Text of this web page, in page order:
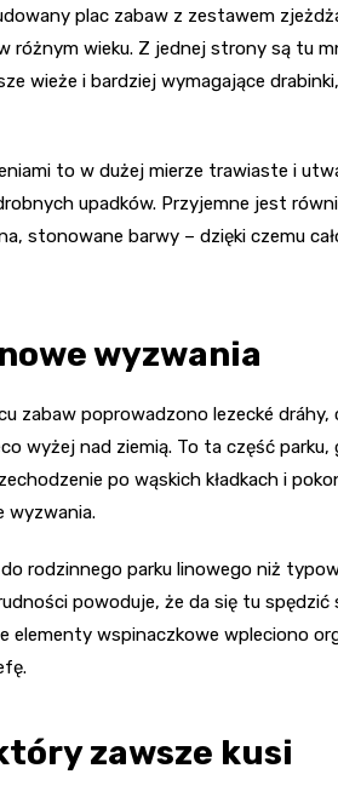
plac zabaw z zestawem
różnym wieku. Z jednej strony są tu
wieże i bardziej wymagające
to w dużej mierze trawiaste i
upadków. Przyjemne jest
stonowane barwy – dzięki czemu
wyzwania
zabaw poprowadzono lezecké
wyżej nad ziemią. To ta część
po wąskich kładkach i
wyzwania.
rodzinnego parku linowego niż
powoduje, że da się tu spędzić
elementy wspinaczkowe wpleciono
zawsze kusi